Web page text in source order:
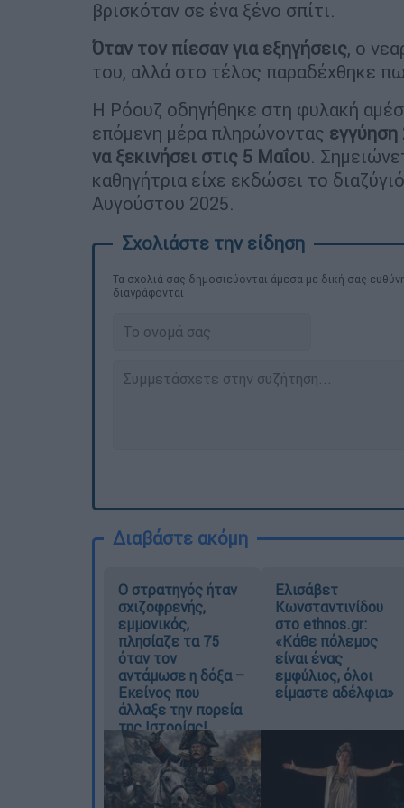
βρισκόταν σε ένα ξένο σπίτι.
Όταν τον πίεσαν για εξηγήσεις, ο
του, αλλά στο τέλος παραδέχθηκε
Η Ρόουζ οδηγήθηκε στη φυλακή
επόμενη μέρα πληρώνοντας
να ξεκινήσει στις 5 Μαΐου.
καθηγήτρια είχε εκδώσει το
Αυγούστου 2025.
Τα σχολιά σας δημοσιεύονται άμεσα με δική σας
διαγράφονται
Διαβάστε ακόμη
O στρατηγός ήταν
σχιζοφρενής,
εμμονικός,
πλησίαζε τα 75
όταν τον
αντάμωσε η δόξα –
Εκείνος που
άλλαξε την πορεία
της Ιστορίας!
Ελισάβετ
Κωνσταντινίδου
στο ethnos.gr:
«Κάθε πόλεμος
είναι ένας
εμφύλιος, όλοι
είμαστε αδέλφια»